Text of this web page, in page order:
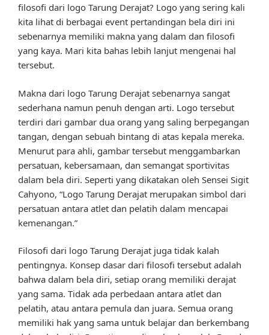
filosofi dari logo Tarung Derajat? Logo yang sering kali
kita lihat di berbagai event pertandingan bela diri ini
sebenarnya memiliki makna yang dalam dan filosofi
yang kaya. Mari kita bahas lebih lanjut mengenai hal
tersebut.
Makna dari logo Tarung Derajat sebenarnya sangat
sederhana namun penuh dengan arti. Logo tersebut
terdiri dari gambar dua orang yang saling berpegangan
tangan, dengan sebuah bintang di atas kepala mereka.
Menurut para ahli, gambar tersebut menggambarkan
persatuan, kebersamaan, dan semangat sportivitas
dalam bela diri. Seperti yang dikatakan oleh Sensei Sigit
Cahyono, “Logo Tarung Derajat merupakan simbol dari
persatuan antara atlet dan pelatih dalam mencapai
kemenangan.”
Filosofi dari logo Tarung Derajat juga tidak kalah
pentingnya. Konsep dasar dari filosofi tersebut adalah
bahwa dalam bela diri, setiap orang memiliki derajat
yang sama. Tidak ada perbedaan antara atlet dan
pelatih, atau antara pemula dan juara. Semua orang
memiliki hak yang sama untuk belajar dan berkembang